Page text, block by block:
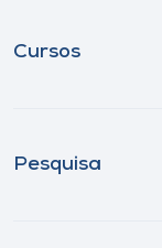
Cursos
Pesquisa